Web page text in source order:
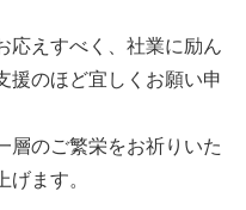
応えすべく、社業に励ん
援のほど宜しくお願い申
層のご繁栄をお祈りいた
ます。